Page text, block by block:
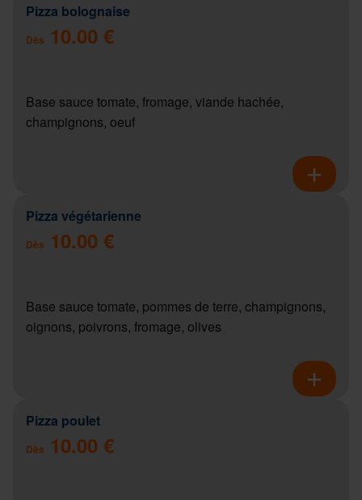
Pizza bolognaise
Dès 10.00 €
Base sauce tomate, fromage, viande hachée,
champignons, oeuf
Pizza végétarienne
Dès 10.00 €
Base sauce tomate, pommes de terre, champignons,
oignons, poivrons, fromage, olives
Pizza poulet
Dès 10.00 €